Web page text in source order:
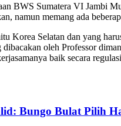
BWS Sumatera VI Jambi
namun memang ada
Korea Selatan dan yang
oleh Professor
baik secara
Bungo Bulat Pilih